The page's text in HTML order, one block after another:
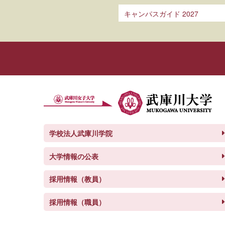
キャンパスガイド 2027
学校法人武庫川学院
大学情報の公表
採用情報（教員）
採用情報（職員）